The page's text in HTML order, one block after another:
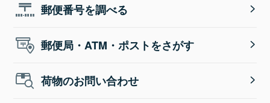
郵便番号を調べる
郵便局・ATM・ポストをさがす
荷物のお問い合わせ